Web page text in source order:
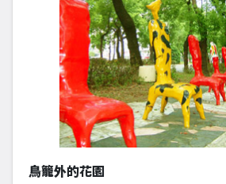
鳥籠外的花園